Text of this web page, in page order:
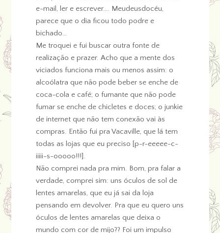
e-mail, ler e escrever…. Meudeusdocéu,
parece que o dia ficou todo podre e
bichado…
Me troquei e fui buscar outra fonte de
realização e prazer. Acho que a mente dos
viciados funciona mais ou menos assim: o
alcoólatra que não pode beber se enche de
coca-cola e café; o fumante que não pode
fumar se enche de chicletes e doces; o junkie
de internet que não tem conexão vai às
compras. Então fui pra Vacaville, que lá tem
todas as lojas que eu preciso [p-r-eeeee-c-
iiiii-s-ooooo!!!].
Não comprei nada pra mim. Bom, pra falar a
verdade, comprei sim: uns óculos de sol de
lentes amarelas, que eu já sai da loja
pensando em devolver. Pra que eu quero uns
óculos de lentes amarelas que deixa o
mundo com cor de mijo?? Foi um impulso